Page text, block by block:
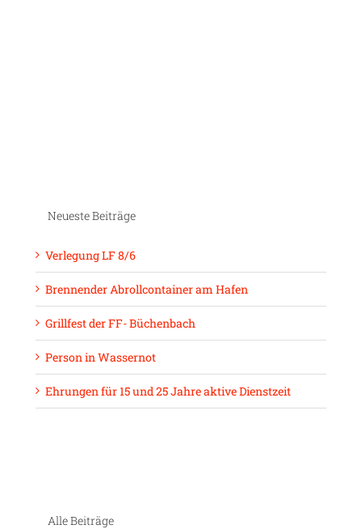
Neueste Beiträge
Verlegung LF 8/6
Brennender Abrollcontainer am Hafen
Grillfest der FF- Büchenbach
Person in Wassernot
Ehrungen für 15 und 25 Jahre aktive Dienstzeit
Alle Beiträge